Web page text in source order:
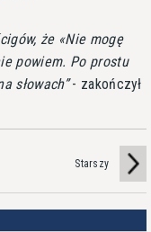
że «Nie mogę
powiem. Po prostu
słowach - zakończył
Starszy